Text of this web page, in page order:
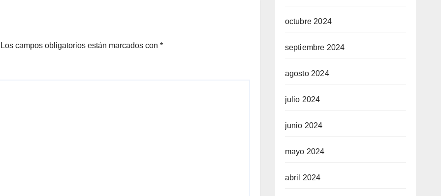
Los campos obligatorios están marcados con *
octubre 2024
septiembre 2024
agosto 2024
julio 2024
junio 2024
mayo 2024
abril 2024